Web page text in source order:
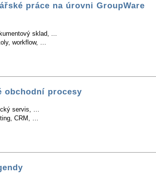
práce na úrovni GroupWare
sklad, ...
workflow, …
obchodní procesy
servis, …
CRM, …